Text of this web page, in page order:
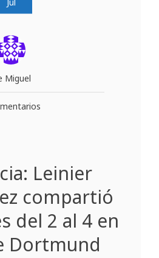
Miguel
Leinier
compartió
del 2 al 4 en
Dortmund